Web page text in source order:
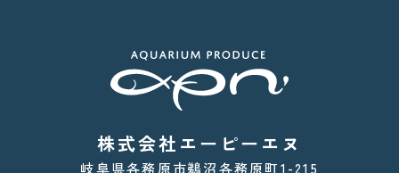
株式会社エーピーエヌ
岐阜県各務原市鵜沼各務原町1-215